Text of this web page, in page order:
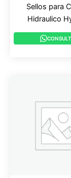
Sellos para
Hidraulico